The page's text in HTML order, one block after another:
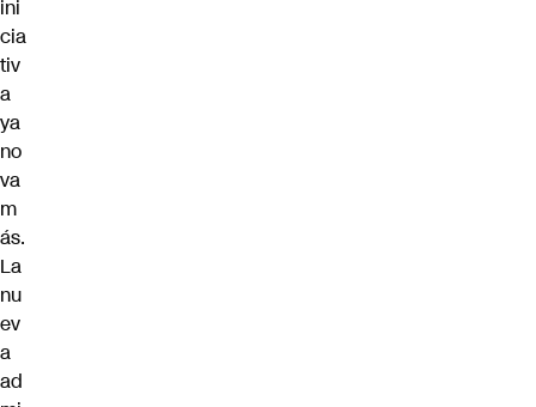
ini
cia
tiv
a
ya
no
va
m
ás.
La
nu
ev
a
ad